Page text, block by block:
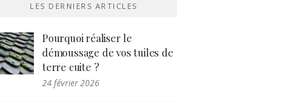
LES DERNIERS ARTICLES
Pourquoi réaliser le
démoussage de vos tuiles de
terre cuite ?
24 février 2026